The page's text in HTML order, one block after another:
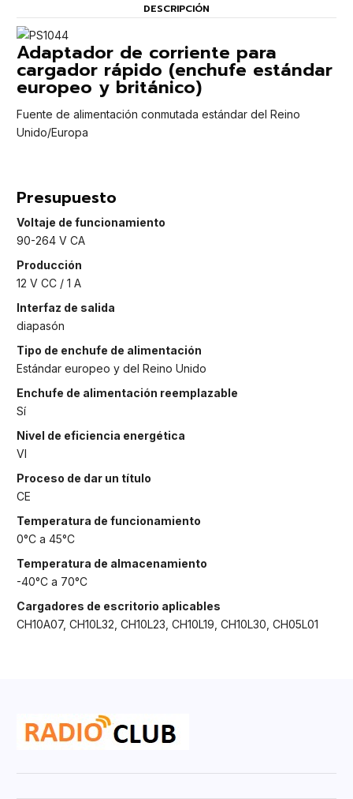
DESCRIPCIÓN
Adaptador de corriente para
cargador rápido (enchufe estándar
europeo y británico)
Fuente de alimentación conmutada estándar del Reino
Unido/Europa
Presupuesto
Voltaje de funcionamiento
90-264 V CA
Producción
12 V CC / 1 A
Interfaz de salida
diapasón
Tipo de enchufe de alimentación
Estándar europeo y del Reino Unido
Enchufe de alimentación reemplazable
Sí
Nivel de eficiencia energética
VI
Proceso de dar un título
CE
Temperatura de funcionamiento
0°C a 45°C
Temperatura de almacenamiento
-40°C a 70°C
Cargadores de escritorio aplicables
CH10A07, CH10L32, CH10L23, CH10L19, CH10L30, CH05L01